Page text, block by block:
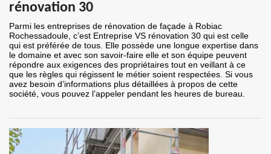
rénovation 30
Parmi les entreprises de rénovation de façade à Robiac
Rochessadoule, c’est Entreprise VS rénovation 30 qui est celle
qui est préférée de tous. Elle possède une longue expertise dans
le domaine et avec son savoir-faire elle et son équipe peuvent
répondre aux exigences des propriétaires tout en veillant à ce
que les règles qui régissent le métier soient respectées. Si vous
avez besoin d’informations plus détaillées à propos de cette
société, vous pouvez l’appeler pendant les heures de bureau.